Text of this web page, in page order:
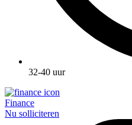
32-40 uur
Finance
Nu solliciteren